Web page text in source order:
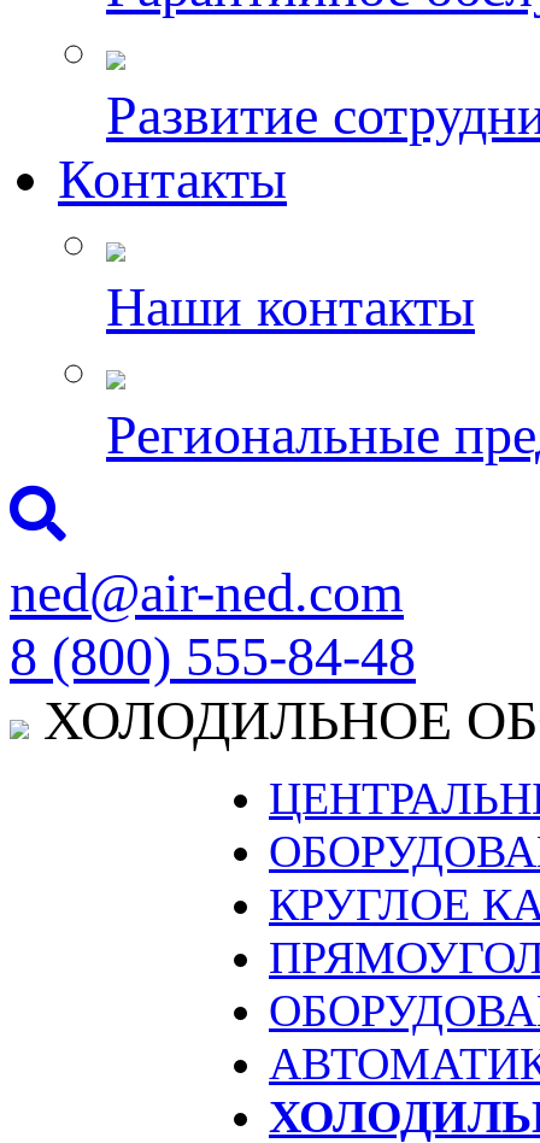
Развитие
Контакты
Наши контакты
Региональные
ned@air-ned.com
8 (800) 555-84-48
ХОЛОДИЛЬНОЕ
КРУГЛОЕ